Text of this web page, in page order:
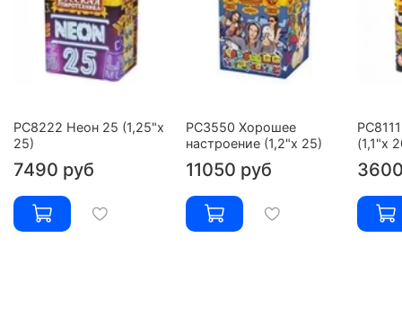
РС8222 Неон 25 (1,25"х
25)
7490 руб
РС3550 Хорошее
настроение (1,2"х 25)
11050 руб
(1,1"х